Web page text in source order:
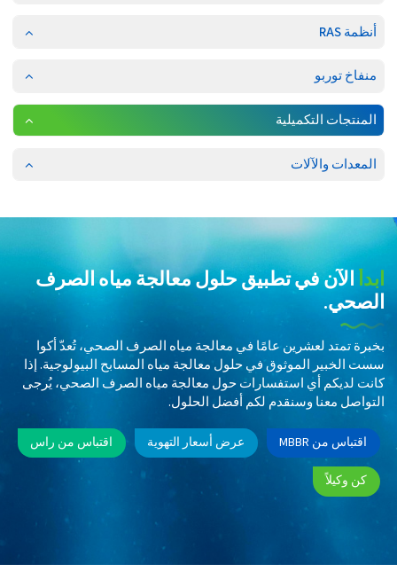
أنظمة RAS
منفاخ توربو
المنتجات التكميلية
المعدات والآلات
ابدأالآن في تطبيق حلول معالجة مياه الصرف
الصحي.
بخبرة تمتد لعشرين عامًا في معالجة مياه الصرف الصحي، تُعدّ أكوا
سست الخبير الموثوق في حلول معالجة مياه المسابح البيولوجية. إذا
كانت لديكم أي استفسارات حول معالجة مياه الصرف الصحي، يُرجى
التواصل معنا وسنقدم لكم أفضل الحلول.
اقتباس من MBBR عرض أسعار التهوية اقتباس من راس
كن وكيلاً